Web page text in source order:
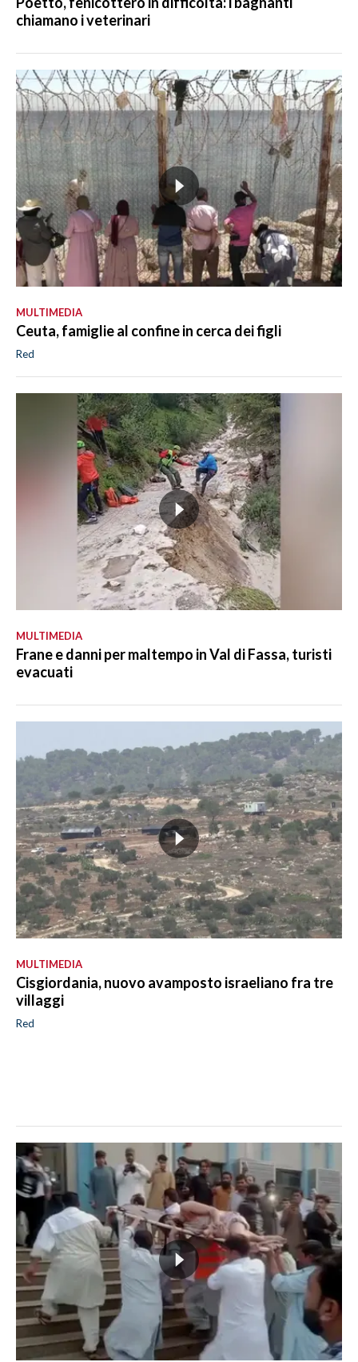
chiamano i veterinari
MULTIMEDIA
Ceuta, famiglie al confine in cerca dei figli
Red
MULTIMEDIA
Frane e danni per maltempo in Val di Fassa, turisti
evacuati
MULTIMEDIA
Cisgiordania, nuovo avamposto israeliano fra tre
villaggi
Red